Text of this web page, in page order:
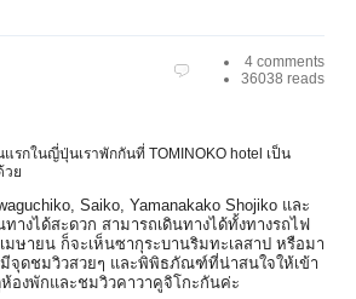
4 comments
36038 reads
รกในญี่ปุ่นเราพักกันที่ TOMINOKO hotel เป็น
วย
Saiko, Yamanakako Shojiko และ
างได้สะดวก สามารถเดินทางได้ทั้งทางรถไฟ
ษายน ก็จะเห็นซากุระบานริมทะเลสาป หรือมา
มีจุดชมวิวสวยๆ และพิพิธภัณฑ์ที่น่าสนใจให้เข้า
องพักและชมวิวคาวาคูจิโกะกันค่ะ